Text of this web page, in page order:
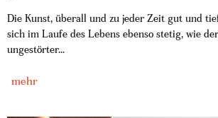
Die Kunst, überall und zu jeder Zeit gut und
sich im Laufe des Lebens ebenso stetig, wie
ungestörter...
mehr